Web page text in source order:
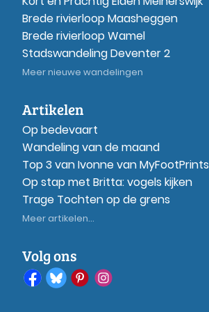
Brede rivierloop Maasheggen
Brede rivierloop Wamel
Stadswandeling Deventer 2
Meer nieuwe wandelingen
Artikelen
Op bedevaart
Wandeling van de maand
Top 3 van Ivonne van MyFootPrints
Op stap met Britta: vogels kijken
Trage Tochten op de grens
Meer artikelen...
Volg ons